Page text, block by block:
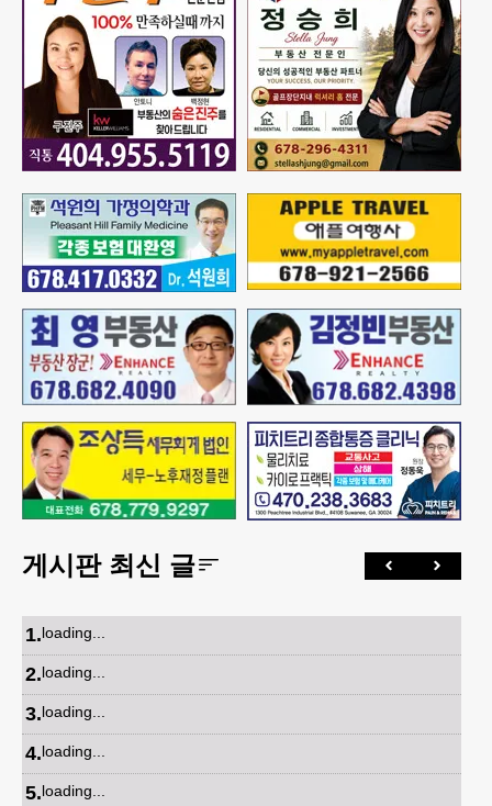
게시판 최신 글
1.loading...
2.loading...
3.loading...
4.loading...
5.loading...